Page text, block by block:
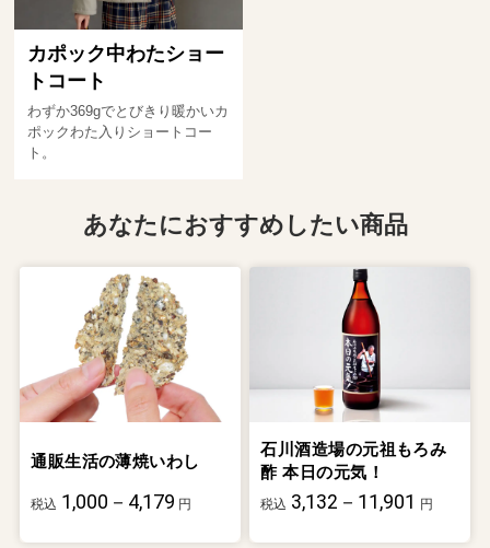
カポック中わたショー
トコート
わずか369gでとびきり暖かいカ
ポックわた入りショートコー
ト。
あなたにおすすめしたい商品
通販生活の薄焼いわし
税込 1,000－4,179 円
石川酒造場の元祖もろみ
酢 本日の元気！
税込 3,132－11,901 円